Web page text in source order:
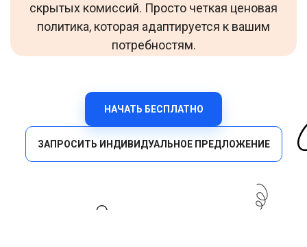
скрытых комиссий. Просто четкая ценовая
политика, которая адаптируется к вашим
потребностям.
НАЧАТЬ БЕСПЛАТНО
ЗАПРОСИТЬ ИНДИВИДУАЛЬНОЕ ПРЕДЛОЖЕНИЕ